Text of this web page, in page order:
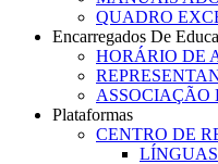
QUADRO
Encarregados De
HORÁRIO DE
ASSOCIAÇÃO
Plataformas
CENTRO DE
LÍNGUAS